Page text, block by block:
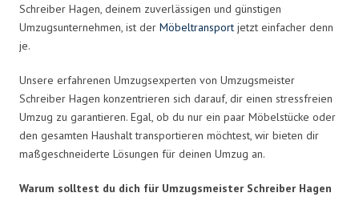
Schreiber Hagen, deinem zuverlässigen und günstigen
Umzugsunternehmen, ist der Möbeltransport jetzt einfacher denn
je.
Unsere erfahrenen Umzugsexperten von Umzugsmeister
Schreiber Hagen konzentrieren sich darauf, dir einen stressfreien
Umzug zu garantieren. Egal, ob du nur ein paar Möbelstücke oder
den gesamten Haushalt transportieren möchtest, wir bieten dir
maßgeschneiderte Lösungen für deinen Umzug an.
Warum solltest du dich für Umzugsmeister Schreiber Hagen